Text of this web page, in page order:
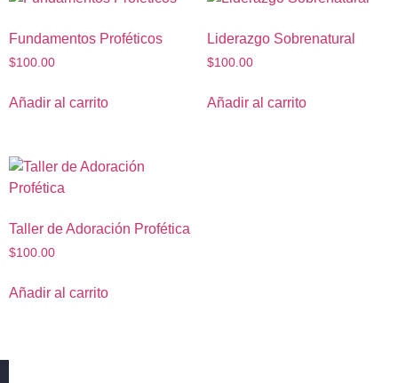
Fundamentos Proféticos
$100.00
Añadir al carrito
Liderazgo Sobrenatural
$100.00
Añadir al carrito
Taller de Adoración Profética
$100.00
Añadir al carrito